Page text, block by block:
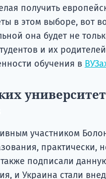
получить
в этом выборе, вот
она будет не
и их
обучения в
участником
практически,
подписали
и Украина стали